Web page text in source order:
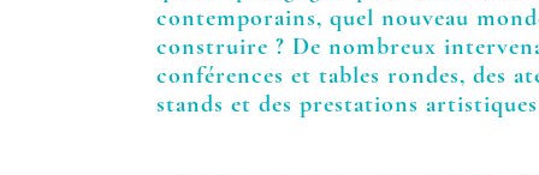
contemporains, quel nouveau
construire ? De nombreux
conférences et tables rondes, des
stands et des prestations